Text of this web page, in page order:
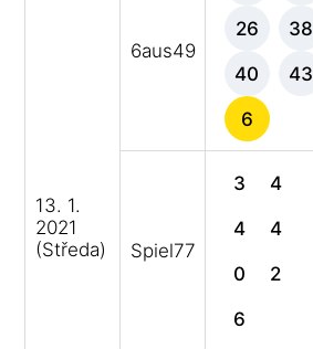
13. 1.
2021
(Středa)
6aus49
26 38
40 43
6
Spiel77
3 4
4 4
0 2
6